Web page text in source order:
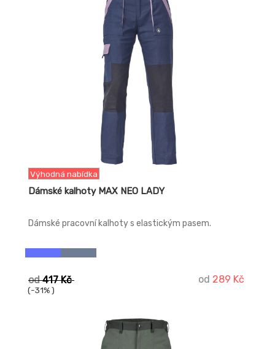
Výhodná nabídka
Dámské kalhoty MAX NEO LADY
Dámské pracovní kalhoty s elastickým pasem.
od417 Kč
(-31% )
od 289 Kč